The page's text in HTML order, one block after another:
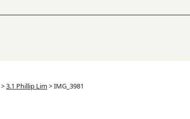
>3.1 Phillip Lim>IMG_3981